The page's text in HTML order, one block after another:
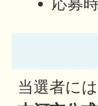
応募
当選者に